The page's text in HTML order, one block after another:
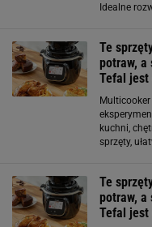
Idealne
można
Te
potraw,
Tefal jest
kuchni,
sprzęty,
Te
potraw,
Tefal jest